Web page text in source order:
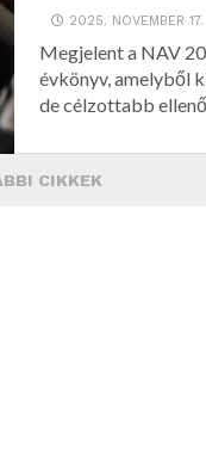
2025. NOVEMBER 17.
Megjelent a NAV
évkönyv, amelyből
de célzottabb
CIKKEK